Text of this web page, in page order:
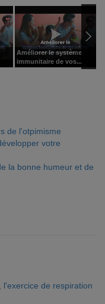
Améliorer le système
immunitaire de vos...
de l'otpimisme
votre
la bonne humeur et de
de respiration